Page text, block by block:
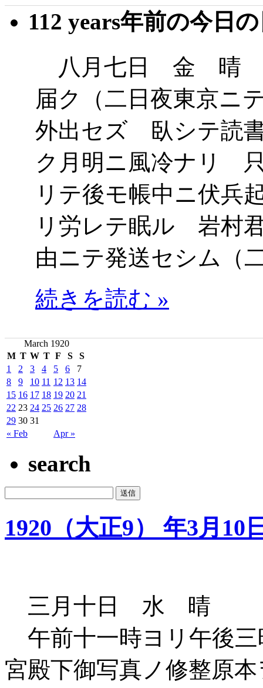
112 years年前の今日
八月七日 金 晴
届ク（二日夜東京ニ
外出セズ 臥シテ読
ク月明ニ風冷ナリ
リテ後モ帳中ニ伏
リ労レテ眠ル 岩村
由ニテ発送セシム（
続きを読む »
March 1920
M T W T F S S
« Feb Apr »
1 2 3 4 5 6
7
8
9 10 11 12 13 14
15 16 17 18 19 20 21
22 23 24 25 26 27 28
29 30 31
search
1920（大正9） 年3月10
三月十日 水 晴
午前十一時ヨリ午後三
宮殿下御写真ノ修整原